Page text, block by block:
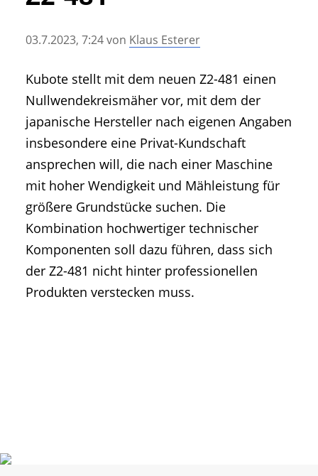
• Messen und Veranstaltungen
• Agritechnica Neuheiten Archiv
• Artikel nach Hersteller/Marke
03.7.2023, 7:24von Klaus Esterer
Kubote stellt mit dem neuen Z2-481 einen
Nullwendekreismäher vor, mit dem der
japanische Hersteller nach eigenen Angaben
insbesondere eine Privat-Kundschaft
ansprechen will, die nach einer Maschine
mit hoher Wendigkeit und Mähleistung für
größere Grundstücke suchen. Die
Kombination hochwertiger technischer
Komponenten soll dazu führen, dass sich
der Z2-481 nicht hinter professionellen
Produkten verstecken muss.